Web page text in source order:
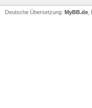
Deutsche Übersetzung: MyBB.de